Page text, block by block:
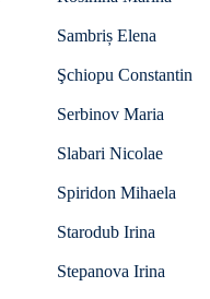
Sambriș Elena
Şchiopu Constantin
Serbinov Maria
Slabari Nicolae
Spiridon Mihaela
Starodub Irina
Stepanova Irina